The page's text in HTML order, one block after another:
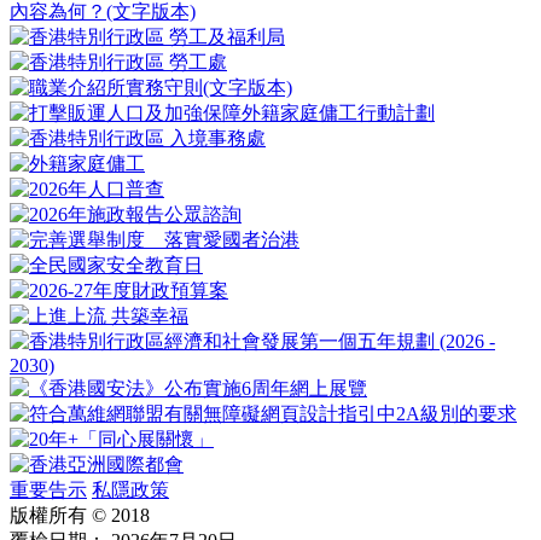
內容為何？ (文字版本)
(文字版本)
重要告示 私隱政策
版權所有 © 2018